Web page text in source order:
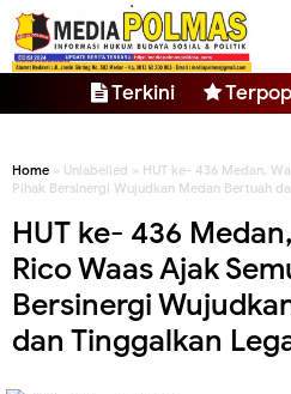
Terkini
Home » Unlabelled » HUT ke- 436 Medan,
Pihak Bersinergi Wujudkan Medan Bertuah
HUT ke- 436
Rico Waas Ajak
Bersinergi
dan Tinggalkan